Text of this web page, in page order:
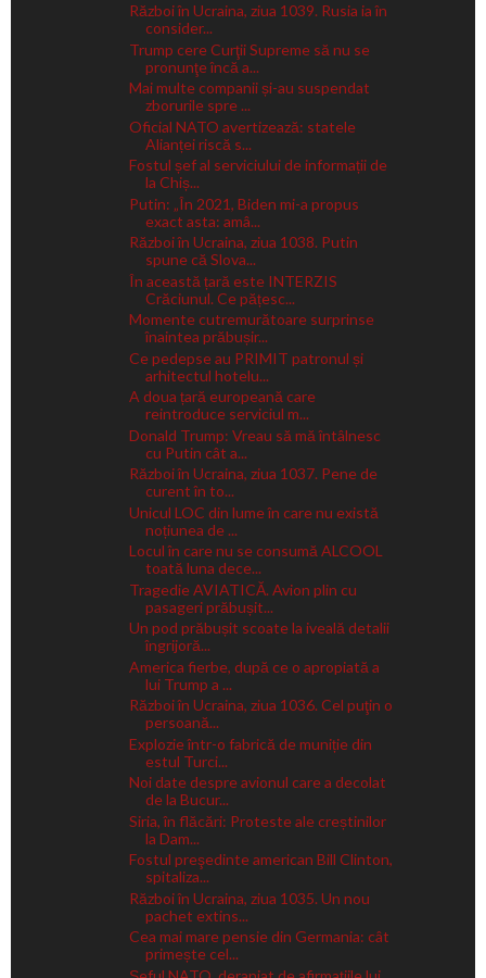
Război în Ucraina, ziua 1039. Rusia ia în
consider...
Trump cere Curţii Supreme să nu se
pronunţe încă a...
Mai multe companii și-au suspendat
zborurile spre ...
Oficial NATO avertizează: statele
Alianței riscă s...
Fostul șef al serviciului de informații de
la Chiș...
Putin: „În 2021, Biden mi-a propus
exact asta: amâ...
Război în Ucraina, ziua 1038. Putin
spune că Slova...
În această țară este INTERZIS
Crăciunul. Ce pățesc...
Momente cutremurătoare surprinse
înaintea prăbușir...
Ce pedepse au PRIMIT patronul și
arhitectul hotelu...
A doua țară europeană care
reintroduce serviciul m...
Donald Trump: Vreau să mă întâlnesc
cu Putin cât a...
Război în Ucraina, ziua 1037. Pene de
curent în to...
Unicul LOC din lume în care nu există
noțiunea de ...
Locul în care nu se consumă ALCOOL
toată luna dece...
Tragedie AVIATICĂ. Avion plin cu
pasageri prăbușit...
Un pod prăbușit scoate la iveală detalii
îngrijoră...
America fierbe, după ce o apropiată a
lui Trump a ...
Război în Ucraina, ziua 1036. Cel puţin o
persoană...
Explozie într-o fabrică de muniție din
estul Turci...
Noi date despre avionul care a decolat
de la Bucur...
Siria, în flăcări: Proteste ale creștinilor
la Dam...
Fostul preşedinte american Bill Clinton,
spitaliza...
Război în Ucraina, ziua 1035. Un nou
pachet extins...
Cea mai mare pensie din Germania: cât
primește cel...